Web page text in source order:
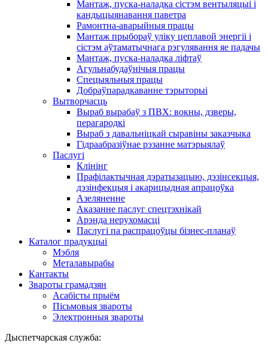
Мантаж, пуска-наладка сістэм вентыляцыі і
кандыцыянавання паветра
Рамонтна-аварыйныя працы
Мантаж прыбораў уліку цеплавой энергіі і
сістэм аўтаматычнага рэгулявання яе падачы
Мантаж, пуска-наладка ліфтаў
Агульнабудаўнічыя працы
Спецыяльныя працы
Добраўпарадкаванне тэрыторыі
Вытворчасць
Выраб вырабаў з ПВХ: вокны, дзверы,
перагародкі
Выраб з давальніцкай сыравіны заказчыка
Гідраабразіўнае рэзанне матэрыялаў
Паслугі
Клінінг
Прафілактычная дэратызацыю, дэзiнсекцыя,
дэзінфекцыя і акарицыдная апрацоўка
Азеляненне
Аказанне паслуг спецтэхнікай
Арэнда нерухомасці
Паслугі па распрацоўцы бізнес-планаў
Каталог прадукцыі
Мэбля
Металавырабы
Кантакты
Звароты грамадзян
Асабісты прыём
Пісьмовыя звароты
Электронныя звароты
Дыспетчарская служба: